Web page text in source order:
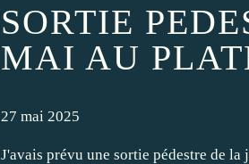
SORTIE
MAI AU
27 mai 2025
J'avais prévu une sortie pédestre de